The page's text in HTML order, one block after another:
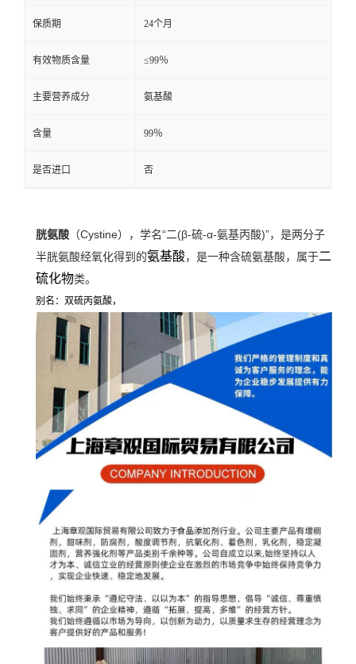
保质期 24个月
有效物质含量 ≤99％
主要营养成分 氨基酸
含量 99％
是否进口 否
胱氨酸 （Cystine），学名“二(β-硫-α-氨基丙酸)”，是两分子
半胱氨酸经氧化得到的氨基酸，是一种含硫氨基酸，属于二
硫化物类。
别名：双硫丙氨酸，